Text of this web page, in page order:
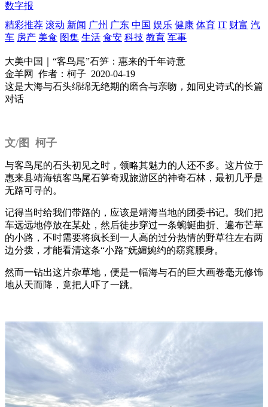
数字报
精彩推荐 滚动 新闻 广州 广东 中国 娱乐 健康 体育 IT 财富 汽
车 房产 美食 图集 生活 食安 科技 教育 军事
大美中国｜“客鸟尾”石笋：惠来的千年诗意
金羊网
作者：柯子 2020-04-19
这是大海与石头绵绵无绝期的磨合与亲吻，如同史诗式的长篇
对话
文/图 柯子
与客鸟尾的石头初见之时，领略其魅力的人还不多。这片位于
惠来县靖海镇客鸟尾石笋奇观旅游区的神奇石林，最初几乎是
无路可寻的。
记得当时给我们带路的，应该是靖海当地的团委书记。我们把
车远远地停放在某处，然后徒步穿过一条蜿蜒曲折、遍布芒草
的小路，不时需要将疯长到一人高的过分热情的野草往左右两
边分拨，才能看清这条“小路”妩媚婉约的窈窕腰身。
然而一钻出这片杂草地，便是一幅海与石的巨大画卷毫无修饰
地从天而降，竟把人吓了一跳。